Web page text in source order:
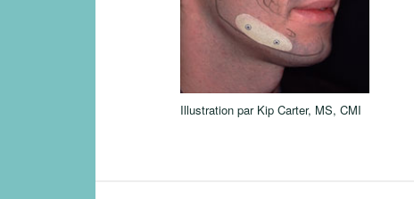
Illustration par Kip Carter, MS, CMI